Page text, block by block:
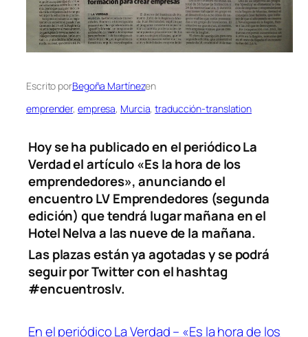
Escrito porBegoña Martínezen
emprender, empresa, Murcia, traducción-translation
Hoy se ha publicado en el periódico La
Verdad el artículo «Es la hora de los
emprendedores», anunciando el
encuentro LV Emprendedores (segunda
edición) que tendrá lugar mañana en el
Hotel Nelva a las nueve de la mañana.
Las plazas están ya agotadas y se podrá
seguir por Twitter con el hashtag
#encuentroslv.
En el periódico La Verdad – «Es la hora de los